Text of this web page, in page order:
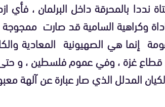
بالمحرقة داخل البرلمان ، فأي
وكراهية السامية قد صارت ممجوجة ،
إنما هي الصهيونية المعادية
قطاع غزة ، وفي عموم فلسطين ، و حتى
المدلل الذي صار عبارة عن آلهة